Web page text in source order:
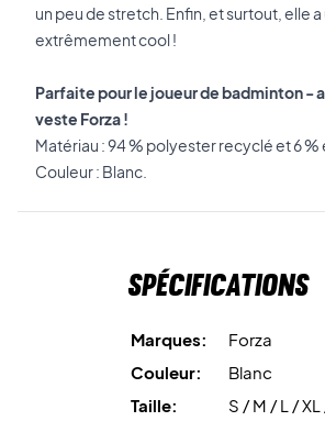
un peu de stretch. Enfin, et surtout, elle a
extrêmement cool !
Parfaite pour le joueur de badminton -
veste Forza !
Matériau : 94 % polyester recyclé et 6 %
Couleur : Blanc.
Spécifications
Marques:
Forza
Couleur:
Blanc
Taille:
S / M / L / XL